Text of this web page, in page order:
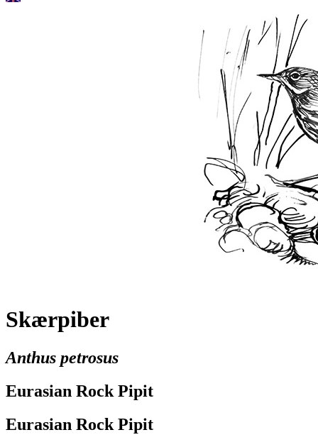
Skærpiber
Anthus petrosus
Eurasian Rock Pipit
Eurasian Rock Pipit